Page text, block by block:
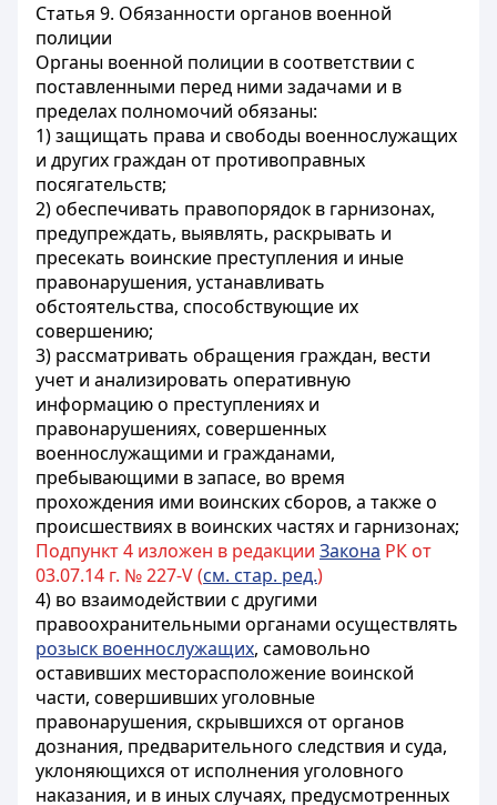
Статья 9. Обязанности органов военной
полиции
Органы военной полиции в соответствии с
поставленными перед ними задачами и в
пределах полномочий обязаны:
1) защищать права и свободы военнослужащих
и других граждан от противоправных
посягательств;
2) обеспечивать правопорядок в гарнизонах,
предупреждать, выявлять, раскрывать и
пресекать воинские преступления и иные
правонарушения, устанавливать
обстоятельства, способствующие их
совершению;
3) рассматривать обращения граждан, вести
учет и анализировать оперативную
информацию о преступлениях и
правонарушениях, совершенных
военнослужащими и гражданами,
пребывающими в запасе, во время
прохождения ими воинских сборов, а также о
происшествиях в воинских частях и гарнизонах;
Подпункт 4 изложен в редакции Закона РК от
03.07.14 г. № 227-V (см. стар. ред.)
4) во взаимодействии с другими
правоохранительными органами осуществлять
розыск военнослужащих, самовольно
оставивших месторасположение воинской
части, совершивших уголовные
правонарушения, скрывшихся от органов
дознания, предварительного следствия и суда,
уклоняющихся от исполнения уголовного
наказания, и в иных случаях, предусмотренных